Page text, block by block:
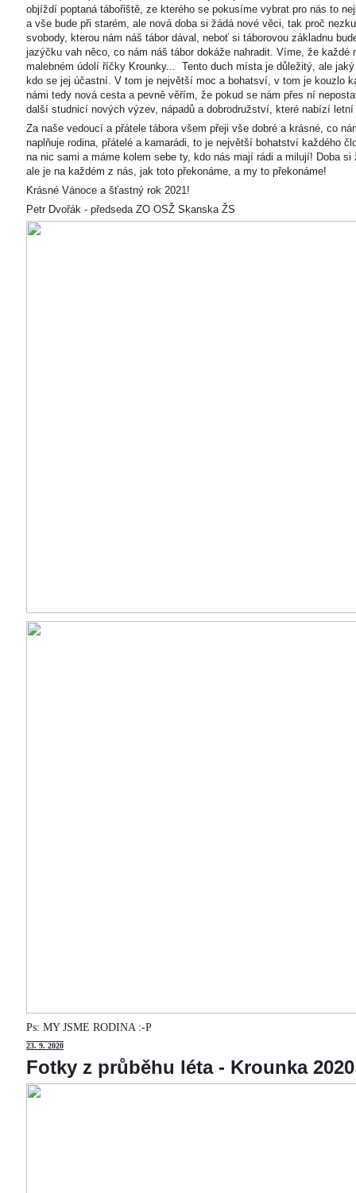
objíždí poptaná tábořiště, ze kterého se pokusíme vybrat pro nás to
a vše bude při starém, ale nová doba si žádá nové věci, tak proč
svobody, kterou nám náš tábor dával, neboť si táborovou základnu
jazýčku vah něco, co nám náš tábor dokáže nahradit. Víme, že
malebném údolí říčky Krounky... Tento duch místa je důležitý, ale
kdo se jej účastní. V tom je největší moc a bohatsví, v tom je kouzlo
námi tedy nová cesta a pevně věřím, že pokud se nám přes ní
další studnicí nových výzev, nápadů a dobrodružství, které nabízí letní
Za naše vedoucí a přátele tábora všem přeji vše dobré a krásné, co
naplňuje rodina, přátelé a kamarádi, to je největší bohatství každého
na nic sami a máme kolem sebe ty, kdo nás mají rádi a milují! Doba
ale je na každém z nás, jak toto překonáme, a my to překonáme!
Krásné Vánoce a šťastný rok 2021!
Petr Dvořák - předseda ZO OSŽ Skanska ŽS
Ps: MY JSME RODINA :-P
23. 9. 2020
Fotky z průběhu léta - Krounka